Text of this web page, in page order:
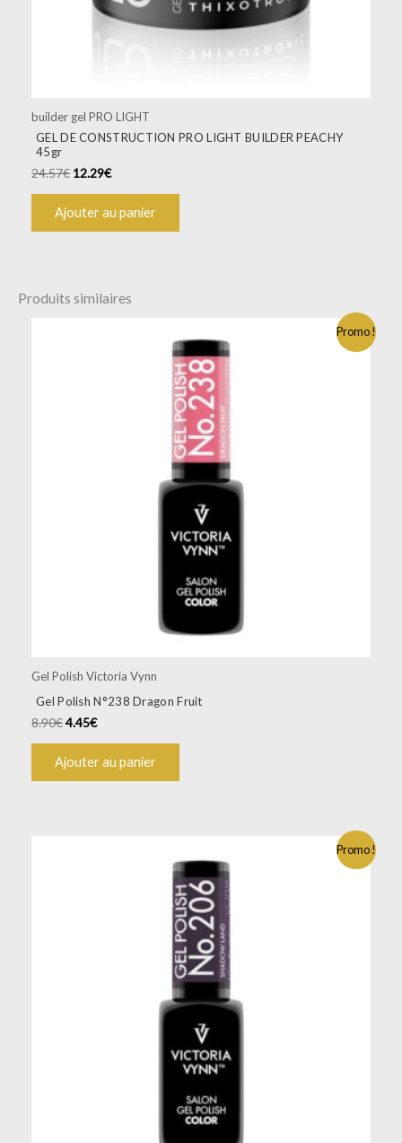
builder gel PRO LIGHT
GEL DE CONSTRUCTION PRO LIGHT BUILDER PEACHY
45gr
24.57€ 12.29€
Ajouter au panier
Produits similaires
Promo !
Gel Polish Victoria Vynn
Gel Polish N°238 Dragon Fruit
8.90€4.45€
Ajouter au panier
Promo !